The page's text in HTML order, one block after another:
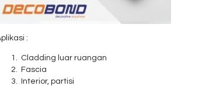
:
Cladding luar ruangan
Fascia
Interior, partisi